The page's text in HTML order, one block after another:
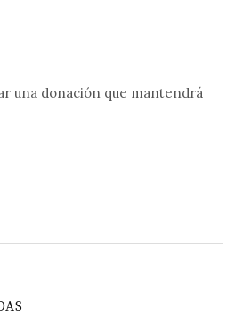
una donación que mantendrá